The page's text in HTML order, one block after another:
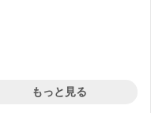
もっと見る